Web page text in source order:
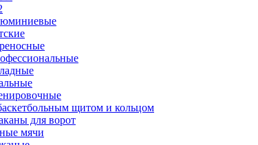
щитом и кольцом
для ворот
мячи